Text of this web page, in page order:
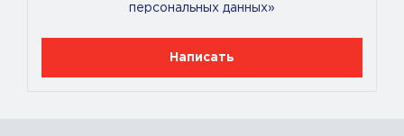
персональных данных»
Написать